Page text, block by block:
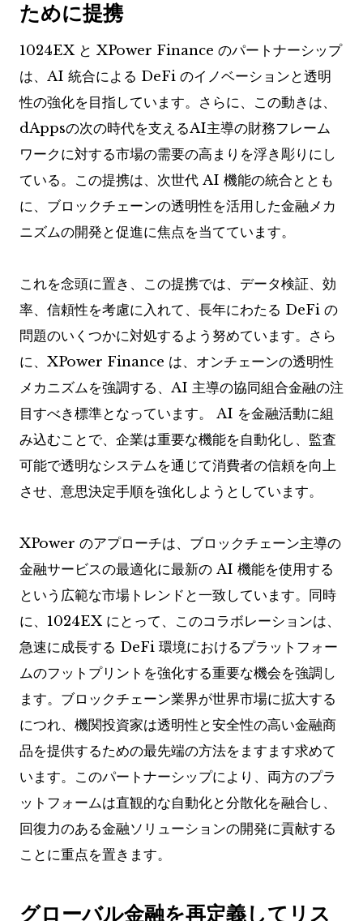
ために提携
1024EX と XPower Finance のパートナーシップ
は、AI 統合による DeFi のイノベーションと透明
性の強化を目指しています。さらに、この動きは、
dAppsの次の時代を支えるAI主導の財務フレーム
ワークに対する市場の需要の高まりを浮き彫りにし
ている。この提携は、次世代 AI 機能の統合ととも
に、ブロックチェーンの透明性を活用した金融メカ
ニズムの開発と促進に焦点を当てています。
これを念頭に置き、この提携では、データ検証、効
率、信頼性を考慮に入れて、長年にわたる DeFi の
問題のいくつかに対処するよう努めています。さら
に、XPower Finance は、オンチェーンの透明性
メカニズムを強調する、AI 主導の協同組合金融の注
目すべき標準となっています。 AI を金融活動に組
み込むことで、企業は重要な機能を自動化し、監査
可能で透明なシステムを通じて消費者の信頼を向上
させ、意思決定手順を強化しようとしています。
XPower のアプローチは、ブロックチェーン主導の
金融サービスの最適化に最新の AI 機能を使用する
という広範な市場トレンドと一致しています。同時
に、1024EX にとって、このコラボレーションは、
急速に成長する DeFi 環境におけるプラットフォー
ムのフットプリントを強化する重要な機会を強調し
ます。ブロックチェーン業界が世界市場に拡大する
につれ、機関投資家は透明性と安全性の高い金融商
品を提供するための最先端の方法をますます求めて
います。このパートナーシップにより、両方のプラ
ットフォームは直観的な自動化と分散化を融合し、
回復力のある金融ソリューションの開発に貢献する
ことに重点を置きます。
グローバル金融を再定義してリス